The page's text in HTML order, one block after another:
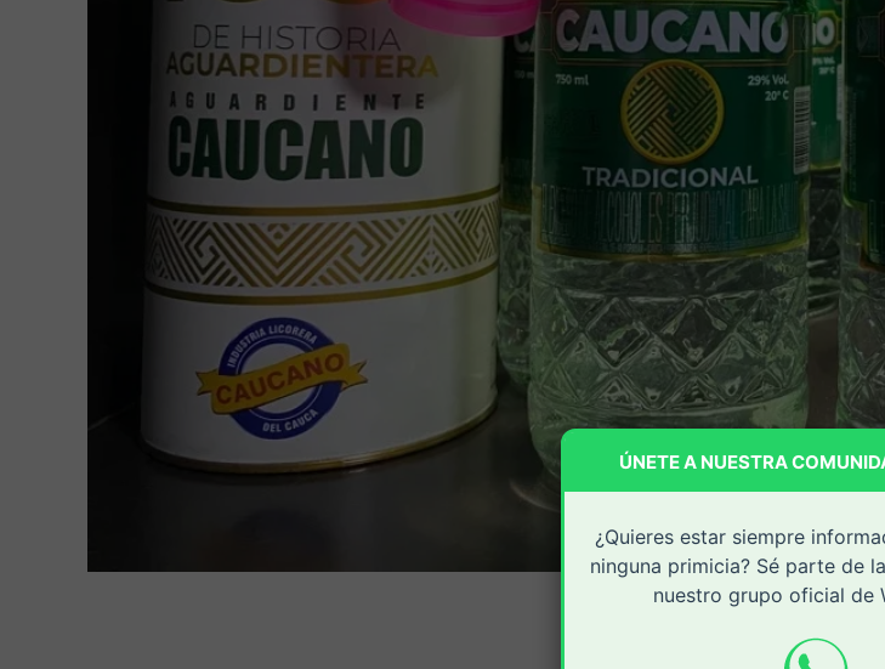
ÚNETE A NUESTRA
¿Quieres estar siempre
ninguna primicia? Sé parte de
nuestro grupo oficial de